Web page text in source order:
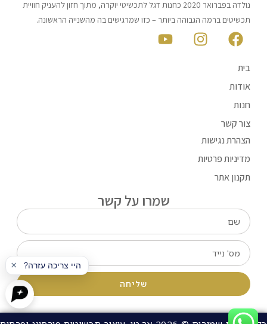
נולדה בפברואר 2020 כחנות דגל לתכשיטי יוקרה, מתוך חזון להעניק חוויית
תכשיטים ברמה הגבוהה ביותר – כזו שמרגישים בה מהשנייה הראשונה.
בית
אודות
חנות
צור קשר
הצהרת נגישות
מדיניות פרטיות
תקנון אתר
שמרו על קשר
שליחה